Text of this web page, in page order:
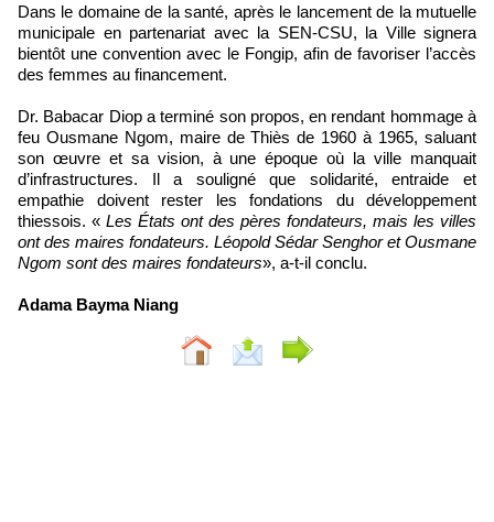
Dans le domaine de la santé, après le lancement de la mutuelle
municipale en partenariat avec la SEN-CSU, la Ville signera
bientôt une convention avec le Fongip, afin de favoriser l’accès
des femmes au financement.
Dr. Babacar Diop a terminé son propos, en rendant hommage à
feu Ousmane Ngom, maire de Thiès de 1960 à 1965, saluant
son œuvre et sa vision, à une époque où la ville manquait
d’infrastructures. Il a souligné que solidarité, entraide et
empathie doivent rester les fondations du développement
thiessois. « Les États ont des pères fondateurs, mais les villes
ont des maires fondateurs. Léopold Sédar Senghor et Ousmane
Ngom sont des maires fondateurs», a-t-il conclu.
Adama Bayma Niang